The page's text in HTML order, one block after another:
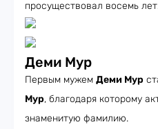
просуществовал восемь
Деми Мур
Первым мужем Деми Мур
Мур, благодаря которому
знаменитую фамилию.